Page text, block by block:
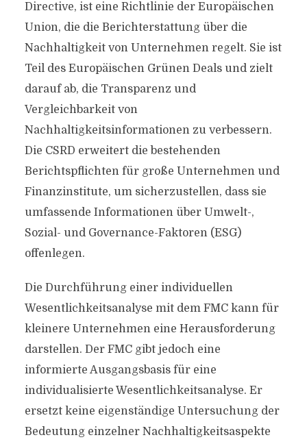
Directive, ist eine Richtlinie der Europäischen
Union, die die Berichterstattung über die
Nachhaltigkeit von Unternehmen regelt. Sie ist
Teil des Europäischen Grünen Deals und zielt
darauf ab, die Transparenz und
Vergleichbarkeit von
Nachhaltigkeitsinformationen zu verbessern.
Die CSRD erweitert die bestehenden
Berichtspflichten für große Unternehmen und
Finanzinstitute, um sicherzustellen, dass sie
umfassende Informationen über Umwelt-,
Sozial- und Governance-Faktoren (ESG)
offenlegen.
Die Durchführung einer individuellen
Wesentlichkeitsanalyse mit dem FMC kann für
kleinere Unternehmen eine Herausforderung
darstellen. Der FMC gibt jedoch eine
informierte Ausgangsbasis für eine
individualisierte Wesentlichkeitsanalyse. Er
ersetzt keine eigenständige Untersuchung der
Bedeutung einzelner Nachhaltigkeitsaspekte